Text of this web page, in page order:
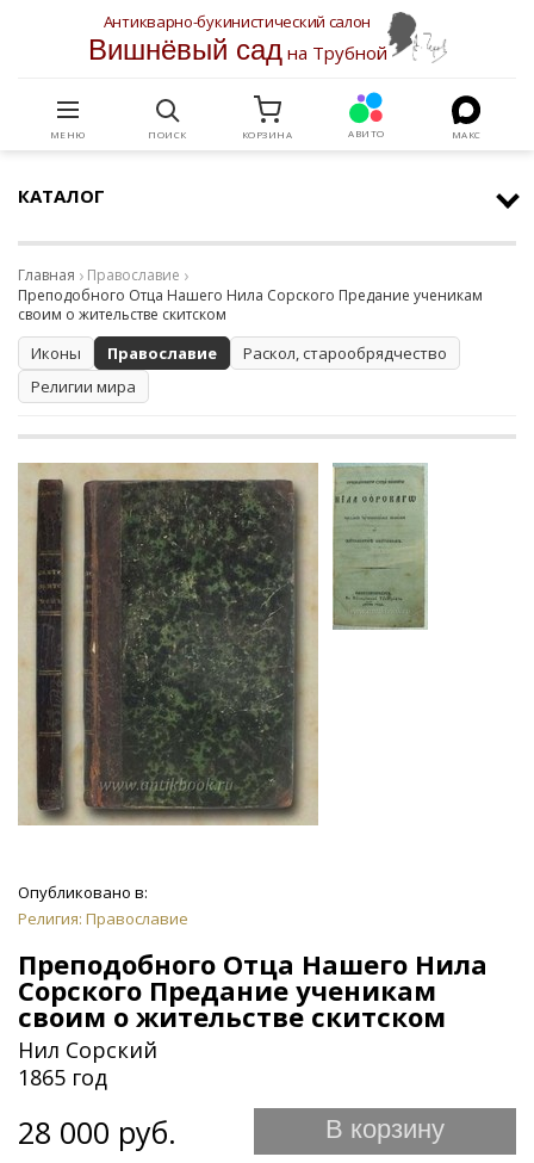
Антикварно-букинистический салон
Вишнёвый садна Трубной
МЕНЮ ПОИСК КОРЗИНА АВИТО МАКС
КАТАЛОГ
Главная
Православие
Преподобного Отца Нашего Нила Сорского Предание ученикам
своим о жительстве скитском
Иконы Православие
Раскол, старообрядчество
Религии мира
Опубликовано в:
Религия: Православие
Преподобного Отца Нашего Нила
Сорского Предание ученикам
своим о жительстве скитском
Нил Сорский
1865 год
28 000 руб. В корзину